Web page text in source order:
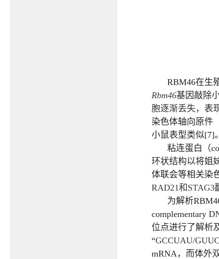
RBM46在生
Rbm46基因敲除
胞逐渐丢失， 表
染色体轴向原件
小鼠表型类似[7]
粘连蛋白（
环状结构以将姐
体联会等相关染
RAD21和 STAG3
为解析
complementary
位点进行了解析
“GCCUAU/
mRNA，而体外